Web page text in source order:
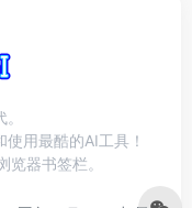
用最酷的AI工具！
器书签栏。